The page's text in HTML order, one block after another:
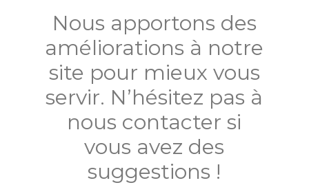
Nous apportons des
améliorations à notre
site pour mieux vous
servir. N’hésitez pas à
nous contacter si
vous avez des
suggestions !